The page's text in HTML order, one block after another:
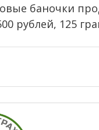
баночки
рублей, 125